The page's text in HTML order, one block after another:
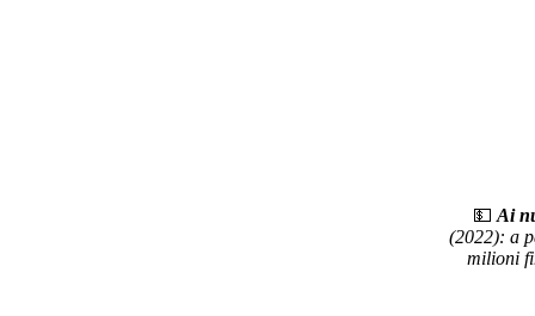
💵 Ai
(2022): a
milioni